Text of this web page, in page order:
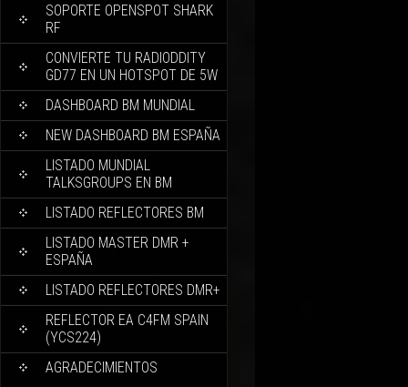
SOPORTE OPENSPOT SHARK
RF
CONVIERTE TU RADIODDITY
GD77 EN UN HOTSPOT DE 5W
DASHBOARD BM MUNDIAL
NEW DASHBOARD BM ESPAÑA
LISTADO MUNDIAL
TALKSGROUPS EN BM
LISTADO REFLECTORES BM
LISTADO MASTER DMR +
ESPAÑA
LISTADO REFLECTORES DMR+
REFLECTOR EA C4FM SPAIN
(YCS224)
AGRADECIMIENTOS